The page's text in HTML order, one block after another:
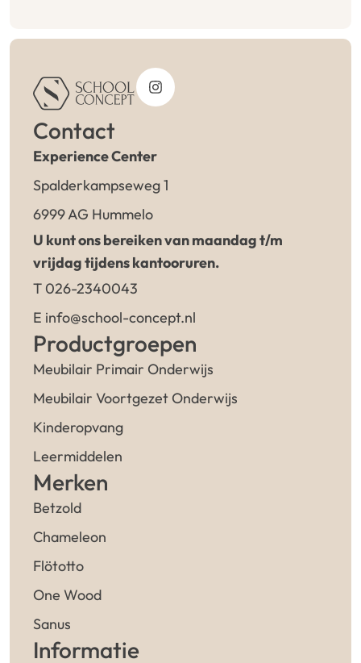
Contact
Experience Center
Spalderkampseweg 1
6999 AG Hummelo
U kunt ons bereiken van maandag t/m
vrijdag tijdens kantooruren.
T 026-2340043
E info@school-concept.nl
Productgroepen
Meubilair Primair Onderwijs
Meubilair Voortgezet Onderwijs
Kinderopvang
Leermiddelen
Merken
Betzold
Chameleon
Flötotto
One Wood
Sanus
Informatie